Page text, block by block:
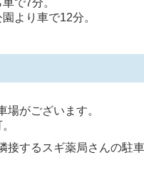
より車で12分。
場がございます。
接するスギ薬局さんの駐